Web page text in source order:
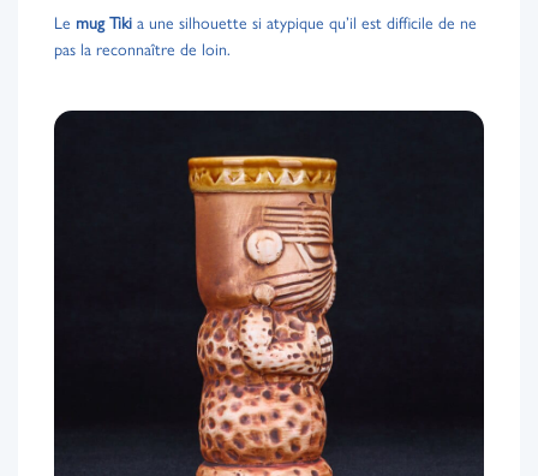
Le mug Tiki a une silhouette si atypique qu’il est difficile de ne
pas la reconnaître de loin.